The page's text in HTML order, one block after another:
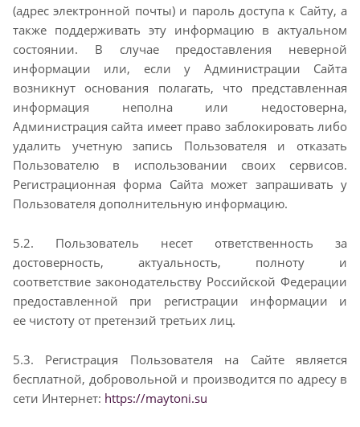
(адрес электронной почты) и пароль доступа к Сайту, а
также поддерживать эту информацию в актуальном
состоянии. В случае предоставления неверной
информации или, если у Администрации Сайта
возникнут основания полагать, что представленная
информация неполна или недостоверна,
Администрация сайта имеет право заблокировать либо
удалить учетную запись Пользователя и отказать
Пользователю в использовании своих сервисов.
Регистрационная форма Сайта может запрашивать у
Пользователя дополнительную информацию.
5.2. Пользователь несет ответственность за
достоверность, актуальность, полноту и
соответствие законодательству Российской Федерации
предоставленной при регистрации информации и
ее чистоту от претензий третьих лиц.
5.3. Регистрация Пользователя на Сайте является
бесплатной, добровольной и производится по адресу в
сети Интернет: https://maytoni.su